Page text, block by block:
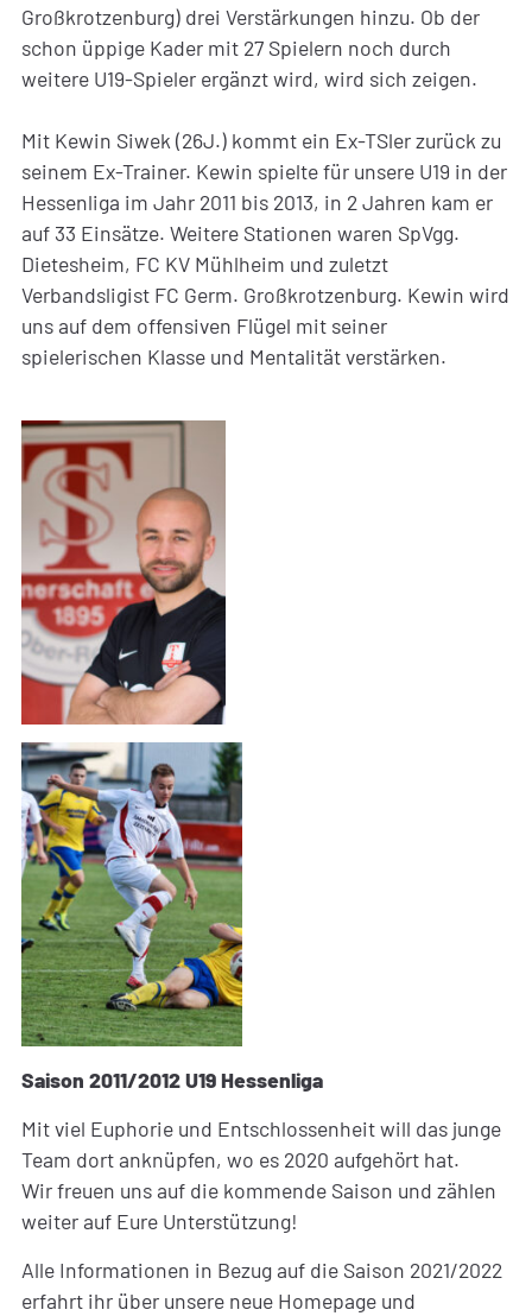
Großkrotzenburg) drei Verstärkungen hinzu. Ob der
schon üppige Kader mit 27 Spielern noch durch
weitere U19-Spieler ergänzt wird, wird sich zeigen.
Mit Kewin Siwek (26J.) kommt ein Ex-TSler zurück zu
seinem Ex-Trainer. Kewin spielte für unsere U19 in der
Hessenliga im Jahr 2011 bis 2013, in 2 Jahren kam er
auf 33 Einsätze. Weitere Stationen waren SpVgg.
Dietesheim, FC KV Mühlheim und zuletzt
Verbandsligist FC Germ. Großkrotzenburg. Kewin wird
uns auf dem offensiven Flügel mit seiner
spielerischen Klasse und Mentalität verstärken.
Saison 2011/2012 U19 Hessenliga
Mit viel Euphorie und Entschlossenheit will das junge
Team dort anknüpfen, wo es 2020 aufgehört hat.
Wir freuen uns auf die kommende Saison und zählen
weiter auf Eure Unterstützung!
Alle Informationen in Bezug auf die Saison 2021/2022
erfahrt ihr über unsere neue Homepage und